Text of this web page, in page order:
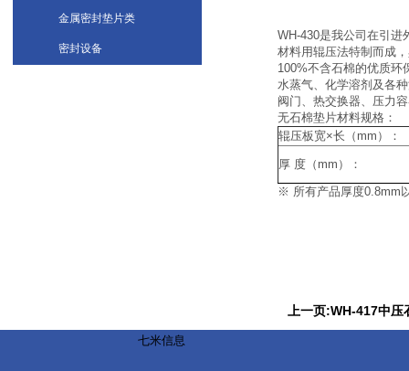
金属密封垫片类
密封设备
上一页:WH-417中
WH-430是我公司在引进
材料用辊压法特制而成
100%不含石棉的优质环
水蒸气、化学溶剂及各
阀门、热交换器、压力
无石棉垫片材料规格：
辊压板宽×长（mm）：
厚 度（mm）：
※ 所有产品厚度0.8mm
七米信息